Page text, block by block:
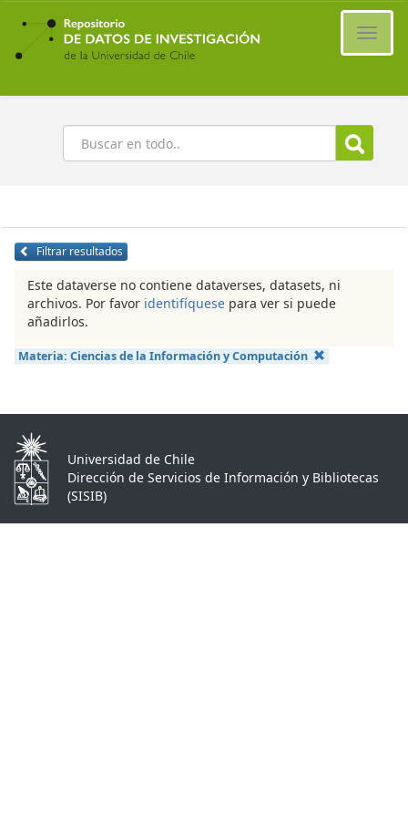
Ir
contenido
principal
Buscar
Filtrar resultados
Este dataverse no contiene dataverses, datasets, ni
archivos. Por favor identifíquese para ver si puede
añadirlos.
Materia: Ciencias de la Información y Computación
Universidad de Chile
Dirección de Servicios de Información y Bibliotecas
(SISIB)